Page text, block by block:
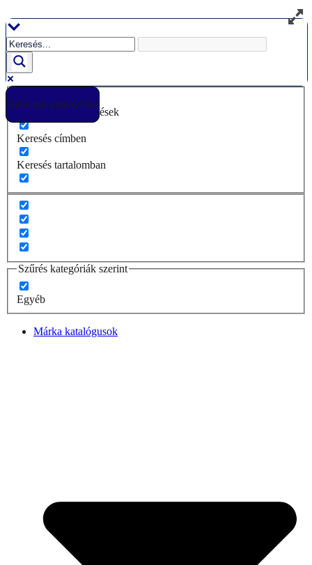
a
tartalomhoz
Találatok megnyitása
Csak pontos egyezések
Keresés címben
Keresés tartalomban
Szűrés kategóriák szerint
Egyéb
Márka katalógusok